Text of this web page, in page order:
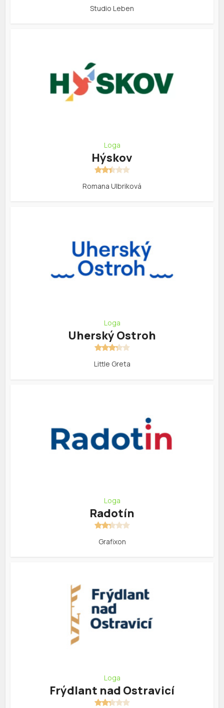
Studio Leben
Loga
Hýskov
Romana Ulbriková
Loga
Uherský Ostroh
Little Greta
Loga
Radotín
Grafixon
Loga
Frýdlant nad Ostravicí